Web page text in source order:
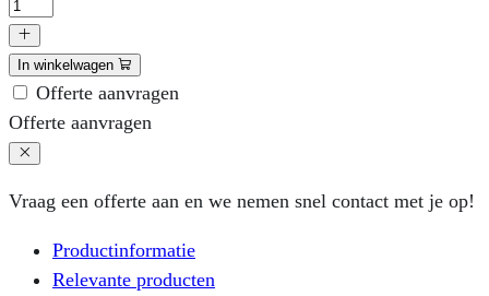
99,1
x
33,9
mm
á
vellen
In winkelwagen
Offerte aanvragen
Offerte aanvragen
Vraag een offerte aan en we nemen snel contact met je op!
Productinformatie
Relevante producten